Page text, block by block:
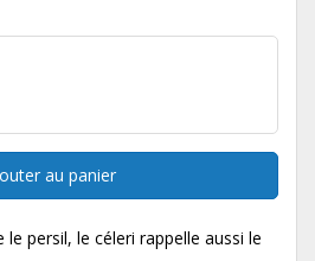
au panier
persil, le céleri rappelle aussi le